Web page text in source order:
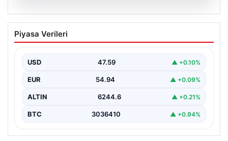
04.08.2026
Bolu’da vahşet: Yavru kediyi önce öptü,
sonra boğdu
Ardından Telef Etti”, “content”: “ Bolu’nun…
Piyasa Verileri
USD 47.59 ▲ +0.10%
EUR 54.94 ▲ +0.09%
ALTIN 6244.6 ▲ +0.21%
BTC 3036410 ▲ +0.94%